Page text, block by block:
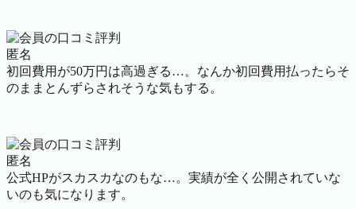
匿名
初回費用が50万円は高過ぎる…。なんか初回費用払ったらそ
のままとんずらされそうな気もする。
匿名
公式HPがスカスカなのもな…。実績が全く公開されていな
いのも気になります。